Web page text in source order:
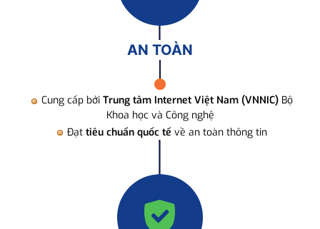
AN TOÀN
Cung cấp bởi Trung tâm Internet Việt Nam (VNNIC) Bộ
Khoa học và Công nghệ
Đạt tiêu chuẩn quốc tế về an toàn thông tin